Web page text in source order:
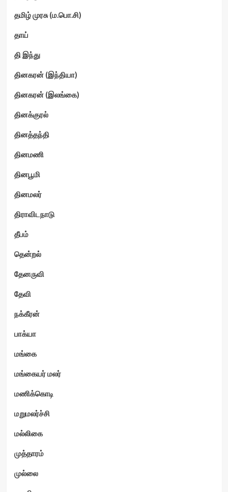
தமிழ் முரசு (ம.பொ.சி)
தாய்
தி இந்து
தினகரன் (இந்தியா)
தினகரன் (இலங்கை)
தினக்குரல்
தினத்தந்தி
தினமணி
தினபூமி
தினமலர்
திராவிடநாடு
தீபம்
தென்றல்
தேனருவி
தேவி
நக்கீரன்
பாக்யா
மங்கை
மங்கையர் மலர்
மணிக்கொடி
மறுமலர்ச்சி
மல்லிகை
முத்தாரம்
முல்லை